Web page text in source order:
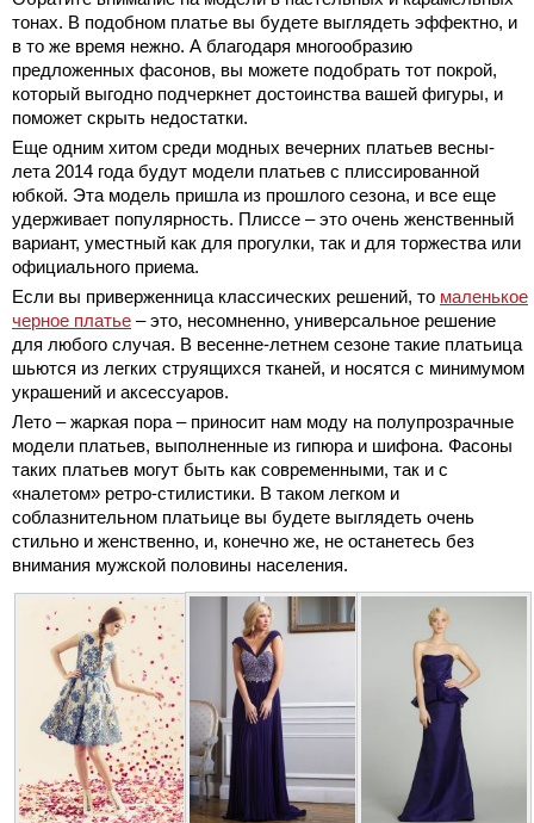
тонах. В подобном платье вы будете выглядеть эффектно, и
в то же время нежно. А благодаря многообразию
предложенных фасонов, вы можете подобрать тот покрой,
который выгодно подчеркнет достоинства вашей фигуры, и
поможет скрыть недостатки.
Еще одним хитом среди модных вечерних платьев весны-
лета 2014 года будут модели платьев с плиссированной
юбкой. Эта модель пришла из прошлого сезона, и все еще
удерживает популярность. Плиссе – это очень женственный
вариант, уместный как для прогулки, так и для торжества или
официального приема.
Если вы приверженница классических решений, то маленькое
черное платье – это, несомненно, универсальное решение
для любого случая. В весенне-летнем сезоне такие платьица
шьются из легких струящихся тканей, и носятся с минимумом
украшений и аксессуаров.
Лето – жаркая пора – приносит нам моду на полупрозрачные
модели платьев, выполненные из гипюра и шифона. Фасоны
таких платьев могут быть как современными, так и с
«налетом» ретро-стилистики. В таком легком и
соблазнительном платьице вы будете выглядеть очень
стильно и женственно, и, конечно же, не останетесь без
внимания мужской половины населения.